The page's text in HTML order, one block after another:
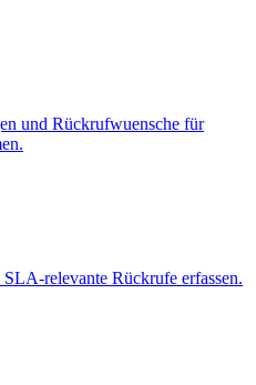
und Rückrufwuensche für
relevante Rückrufe erfassen.